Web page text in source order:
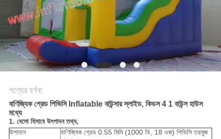
পণ্যের বর্ণনা
বাণিজ্যিক গ্রেড পিভিসি Inflatable বাউন্সার স্লাইড, কিডস 4 1 বাউন্স হাউস
মধ্যে
1. বেলো হিসাবে উৎপাদন তথ্য,
উপাদান
বাণিজ্যিক গ্রেড 0.55 মিমি (1000 ডি, 18 ওজ) পিভিসি তরমুজ